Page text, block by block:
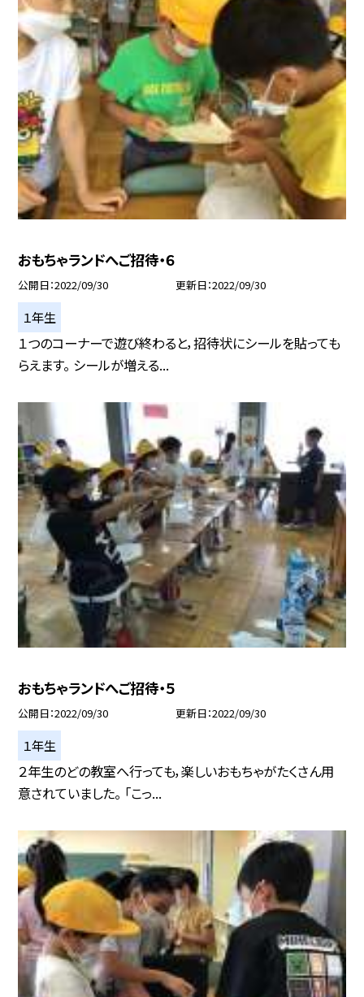
おもちゃランドへご招待・６
公開日 2022/09/30 更新日 2022/09/30
１年生
１つのコーナーで遊び終わると，招待状にシールを貼っても
らえます。 シールが増える...
おもちゃランドへご招待・５
公開日 2022/09/30 更新日 2022/09/30
１年生
２年生のどの教室へ行っても，楽しいおもちゃがたくさん用
意されていました。 「こっ...